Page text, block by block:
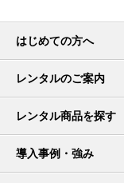
はじめての方へ
レンタルのご案内
レンタル商品を探す
導入事例・強み